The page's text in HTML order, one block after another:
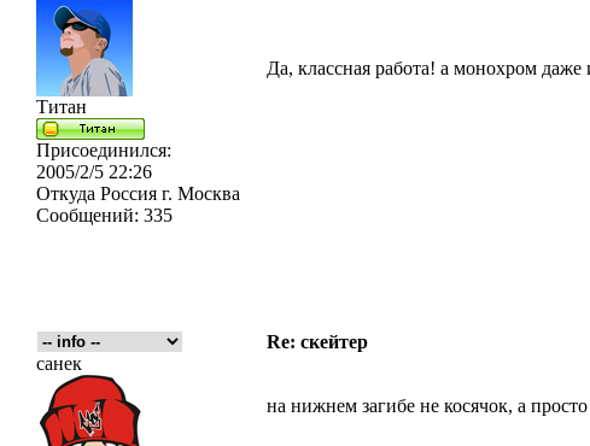
Титан
Присоединился:
2005/2/5 22:26
Откуда Россия г. Москва
Сообщений: 335
Да, классная работа! а монохром
Re: скейтер
санек
на нижнем загибе не косячок, а просто